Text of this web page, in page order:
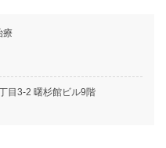
療
目3-2 曙杉館ビル9階